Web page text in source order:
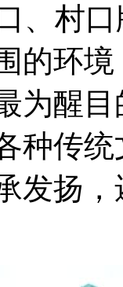
村口
的环
为醒
种传
发扬